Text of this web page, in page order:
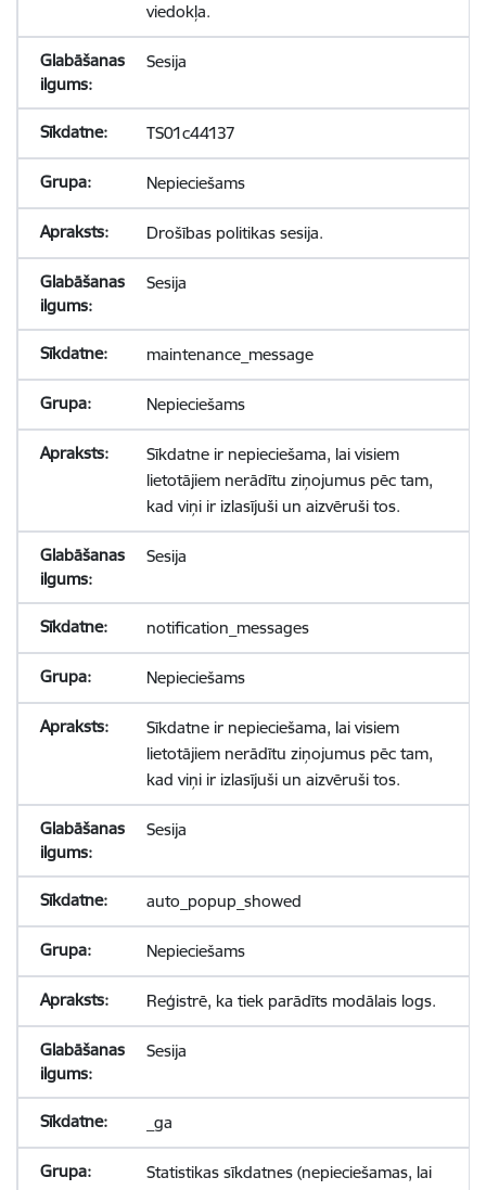
viedokļa.
Sesija
TS01c44137
Nepieciešams
Drošības politikas sesija.
Sesija
maintenance_message
Nepieciešams
Sīkdatne ir nepieciešama, lai visiem
lietotājiem nerādītu ziņojumus pēc tam,
kad viņi ir izlasījuši un aizvēruši tos.
Sesija
notification_messages
Nepieciešams
Sīkdatne ir nepieciešama, lai visiem
lietotājiem nerādītu ziņojumus pēc tam,
kad viņi ir izlasījuši un aizvēruši tos.
Sesija
auto_popup_showed
Nepieciešams
Reģistrē, ka tiek parādīts modālais logs.
Sesija
_ga
Statistikas sīkdatnes (nepieciešamas, lai